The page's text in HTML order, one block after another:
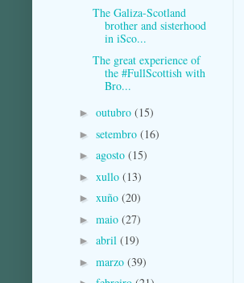
The Galiza-Scotland
brother and sisterhood
in iSco...
The great experience of
the #FullScottish with
Bro...
► outubro (15)
► setembro (16)
► agosto (15)
► xullo (13)
► xuño (20)
► maio (27)
► abril (19)
► marzo (39)